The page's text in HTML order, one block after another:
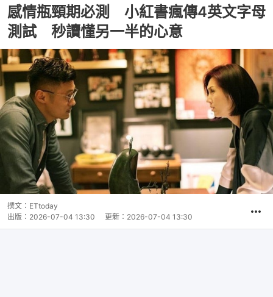
感情瓶頸期必測 小紅書瘋傳4英文字母
測試 秒讀懂另一半的心意
撰文： ETtoday
出版： 2026-07-04 13:30 更新： 2026-07-04 13:30